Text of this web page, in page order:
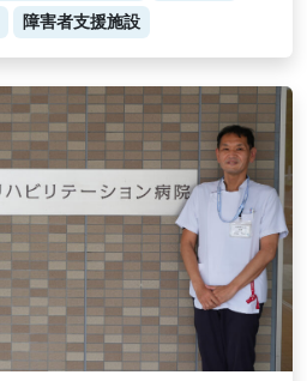
障害者支援施設